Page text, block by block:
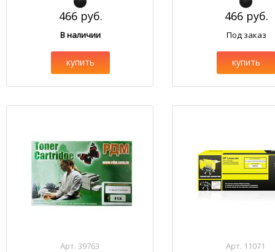
466 руб.
В наличии
купить
466 руб.
Под заказ
купить
Арт. 39763
Арт. 11071